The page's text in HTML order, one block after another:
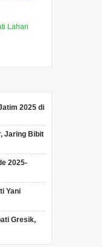
Lahan
2025 di
Jaring Bibit
2025-
Yani
Gresik,